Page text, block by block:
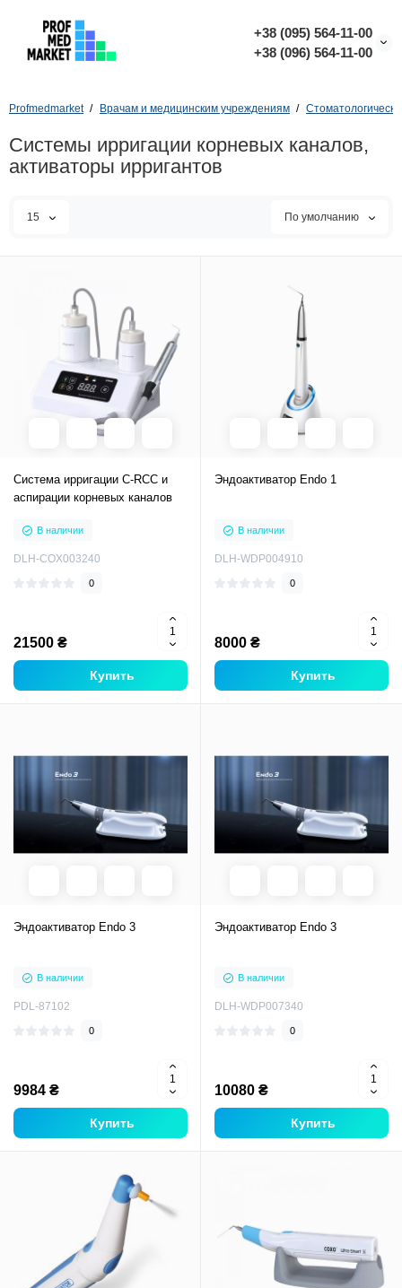
+38 (095) 564-11-00
+38 (096) 564-11-00
Profmedmarket Врачам и медицинским учреждениям
Системы ирригации корневых каналов,
активаторы ирригантов
15 По умолчанию
Система ирригации C-RCC и
аспирации корневых каналов
В наличии
DLH-COX003240
0
21500 ₴
Купить
Эндоактиватор Endo 1
В наличии
DLH-WDP004910
0
8000 ₴
Купить
Эндоактиватор Endo 3
В наличии
PDL-87102
0
9984 ₴
Купить
Эндоактиватор Endo 3
В наличии
DLH-WDP007340
0
10080 ₴
Купить